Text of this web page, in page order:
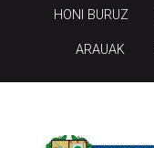
HONI BURUZ
ARAUAK